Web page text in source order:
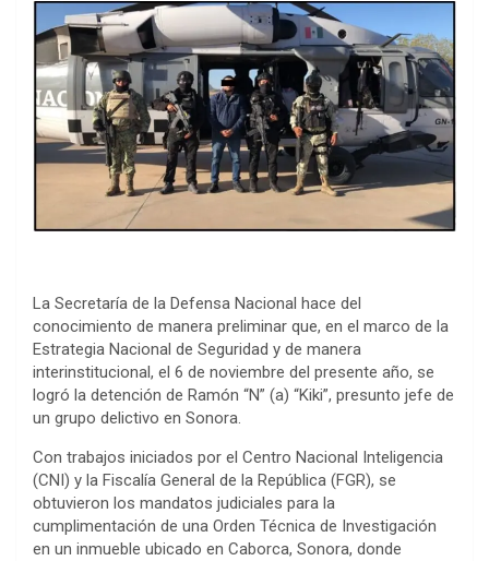
La Secretaría de la Defensa Nacional hace del
conocimiento de manera preliminar que, en el marco de la
Estrategia Nacional de Seguridad y de manera
interinstitucional, el 6 de noviembre del presente año, se
logró la detención de Ramón “N” (a) “Kiki”, presunto jefe de
un grupo delictivo en Sonora.
Con trabajos iniciados por el Centro Nacional Inteligencia
(CNI) y la Fiscalía General de la República (FGR), se
obtuvieron los mandatos judiciales para la
cumplimentación de una Orden Técnica de Investigación
en un inmueble ubicado en Caborca, Sonora, donde